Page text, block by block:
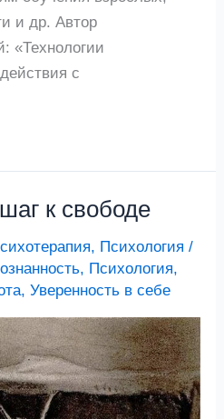
и др. Автор
«Технологии
с
к свободе
, Психология /
, Психология,
,Уверенность в себе